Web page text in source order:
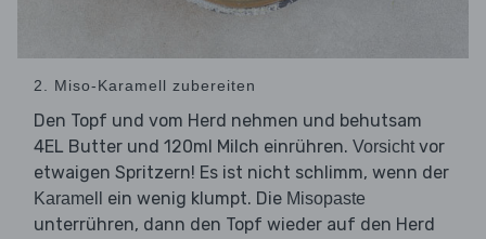
2. Miso-Karamell zubereiten
Den Topf und vom Herd nehmen und behutsam
4EL Butter und 120ml Milch einrühren. Vorsichtvor
etwaigen Spritzern! Es ist nicht schlimm, wenn der
Karamell ein wenig klumpt. Die Misopaste
unterrühren, dann den Topf wieder auf den Herd